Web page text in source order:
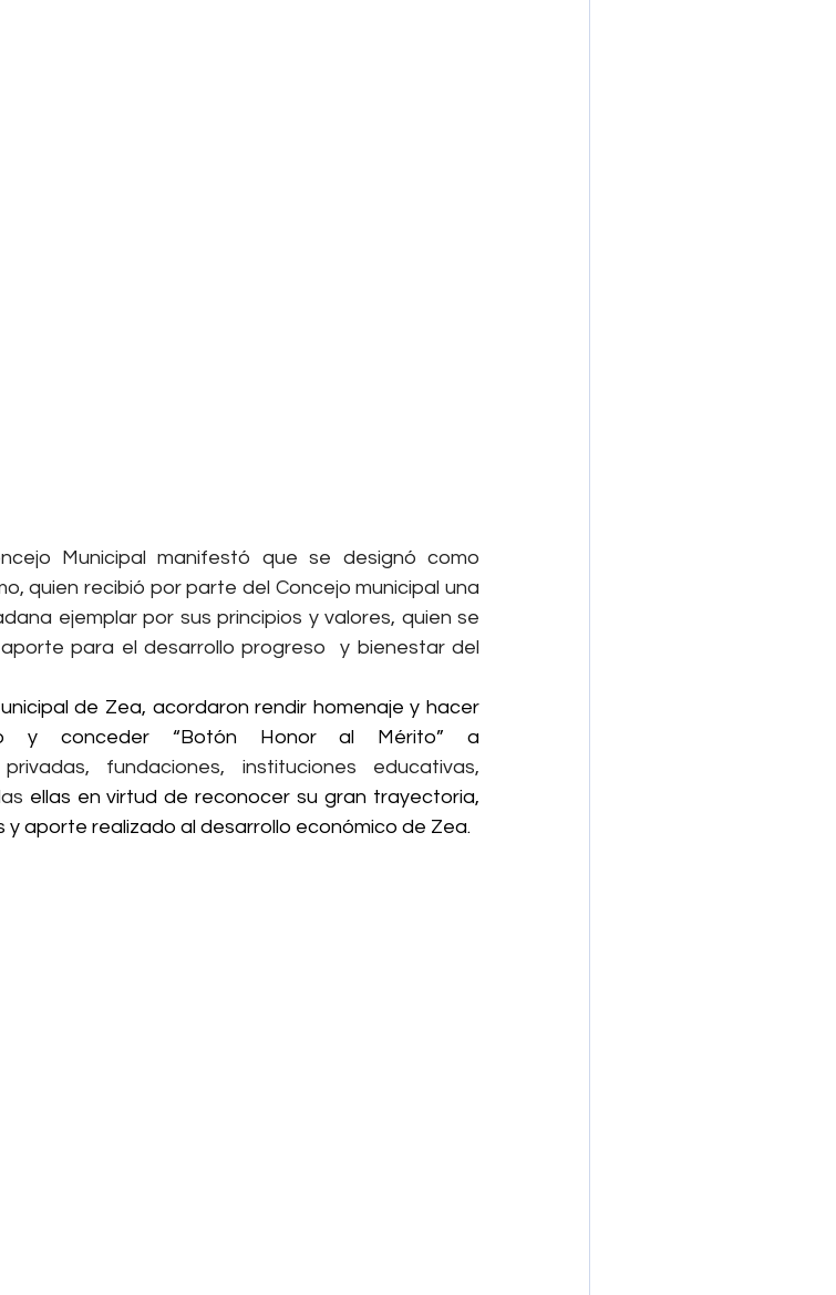
Municipal manifestó que se designó como
quien recibió por parte del Concejo municipal una
ejemplar por sus principios y valores, quien se
para el desarrollo progreso  y bienestar del
de Zea, acordaron rendir homenaje y hacer
y conceder “Botón Honor al Mérito” a
fundaciones, instituciones educativas,
ellas en virtud de reconocer su gran trayectoria,
aporte realizado al desarrollo económico de Zea.